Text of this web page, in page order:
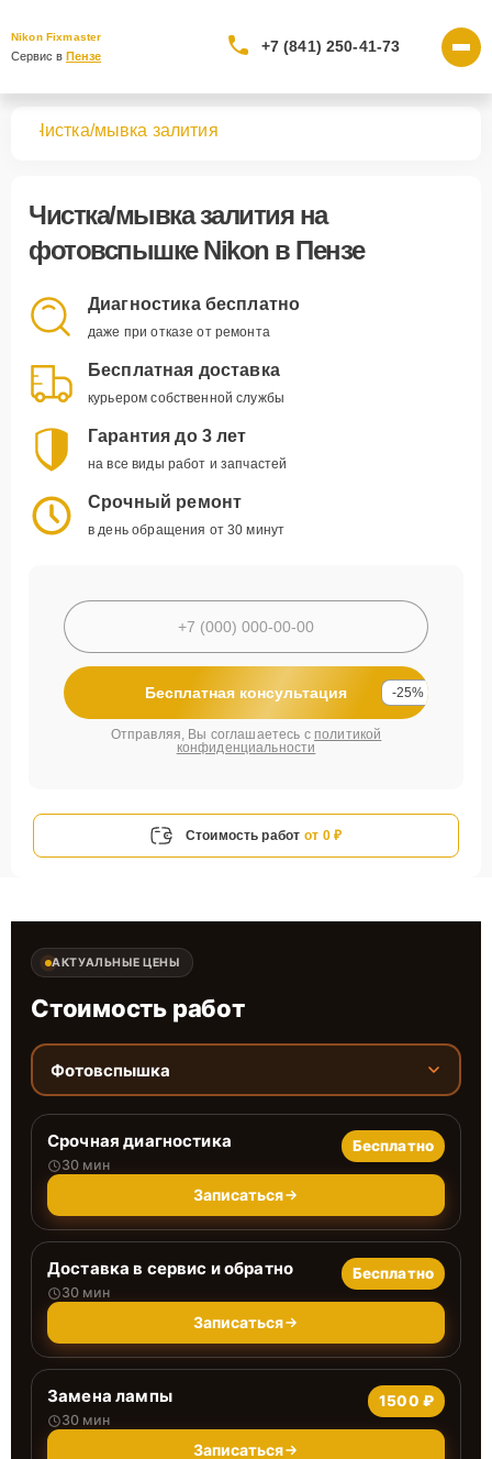
Nikon Fixmaster
Сервис в Пензе
+7 (841) 250-41-73
Чистка/мывка залития
Чистка/мывка залитияна
фотовспышке Nikon в Пензе
Диагностика бесплатно
даже при отказе от ремонта
Бесплатная доставка
курьером собственной службы
Гарантия до 3 лет
на все виды работ и запчастей
Срочный ремонт
в день обращения от 30 минут
Бесплатная консультация -25%
Отправляя, Вы соглашаетесь с политикой
конфиденциальности
Стоимость работ от 0 ₽
АКТУАЛЬНЫЕ ЦЕНЫ
Стоимость работ
Фотовспышка
Срочная диагностика
30 мин
Бесплатно
Записаться
Доставка в сервис и обратно
30 мин
Бесплатно
Записаться
Замена лампы
30 мин
1500 ₽
Записаться